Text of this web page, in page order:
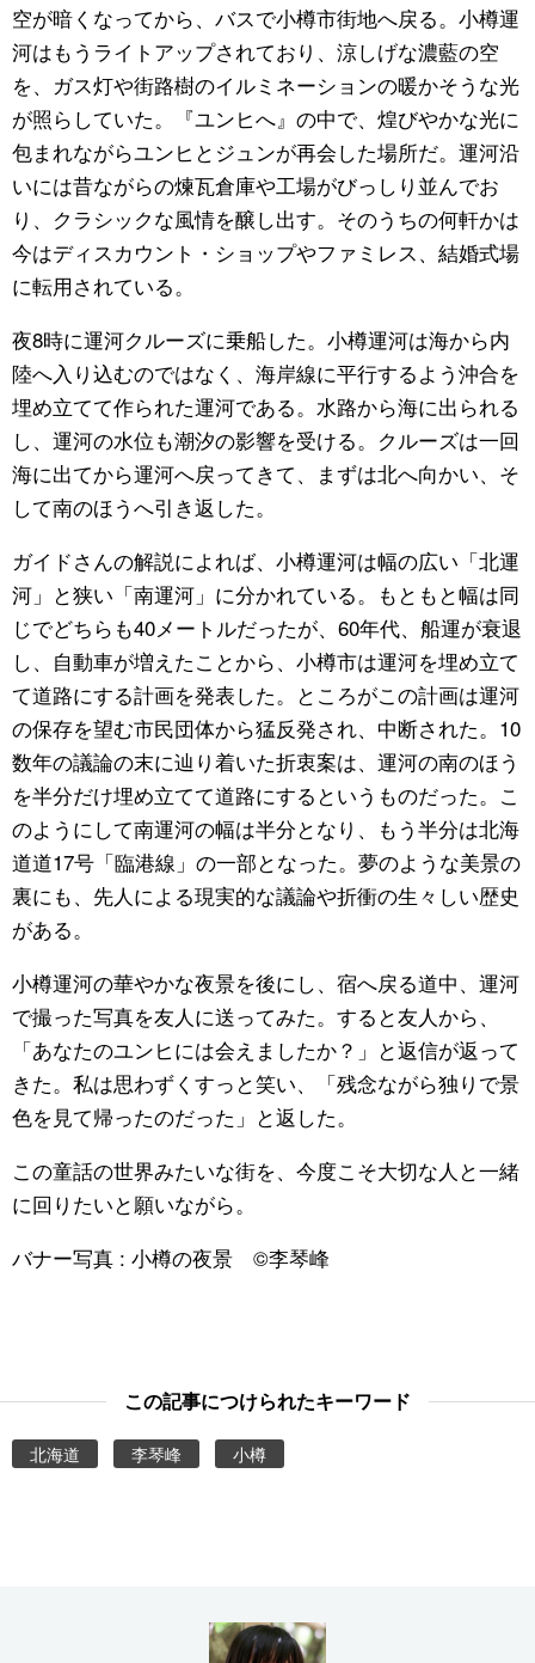
空が暗くなってから、バスで小樽市街地へ戻る。小樽運
河はもうライトアップされており、涼しげな濃藍の空
を、ガス灯や街路樹のイルミネーションの暖かそうな光
が照らしていた。『ユンヒへ』の中で、煌びやかな光に
包まれながらユンヒとジュンが再会した場所だ。運河沿
いには昔ながらの煉瓦倉庫や工場がびっしり並んでお
り、クラシックな風情を醸し出す。そのうちの何軒かは
今はディスカウント・ショップやファミレス、結婚式場
に転用されている。
夜8時に運河クルーズに乗船した。小樽運河は海から内
陸へ入り込むのではなく、海岸線に平行するよう沖合を
埋め立てて作られた運河である。水路から海に出られる
し、運河の水位も潮汐の影響を受ける。クルーズは一回
海に出てから運河へ戻ってきて、まずは北へ向かい、そ
して南のほうへ引き返した。
ガイドさんの解説によれば、小樽運河は幅の広い「北運
河」と狭い「南運河」に分かれている。もともと幅は同
じでどちらも40メートルだったが、60年代、船運が衰退
し、自動車が増えたことから、小樽市は運河を埋め立て
て道路にする計画を発表した。ところがこの計画は運河
の保存を望む市民団体から猛反発され、中断された。10
数年の議論の末に辿り着いた折衷案は、運河の南のほう
を半分だけ埋め立てて道路にするというものだった。こ
のようにして南運河の幅は半分となり、もう半分は北海
道道17号「臨港線」の一部となった。夢のような美景の
裏にも、先人による現実的な議論や折衝の生々しい歴史
がある。
小樽運河の華やかな夜景を後にし、宿へ戻る道中、運河
で撮った写真を友人に送ってみた。すると友人から、
「あなたのユンヒには会えましたか？」と返信が返って
きた。私は思わずくすっと笑い、「残念ながら独りで景
色を見て帰ったのだった」と返した。
この童話の世界みたいな街を、今度こそ大切な人と一緒
に回りたいと願いながら。
バナー写真 : 小樽の夜景 ©李琴峰
この記事につけられたキーワード
北海道 李琴峰 小樽